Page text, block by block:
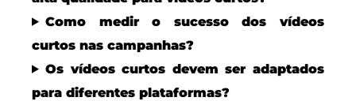
Como medir o sucesso dos vídeos
curtos nas campanhas?
Os vídeos curtos devem ser adaptados
para diferentes plataformas?